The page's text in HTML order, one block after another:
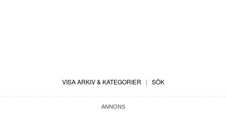
VISA ARKIV & KATEGORIER | SÖK